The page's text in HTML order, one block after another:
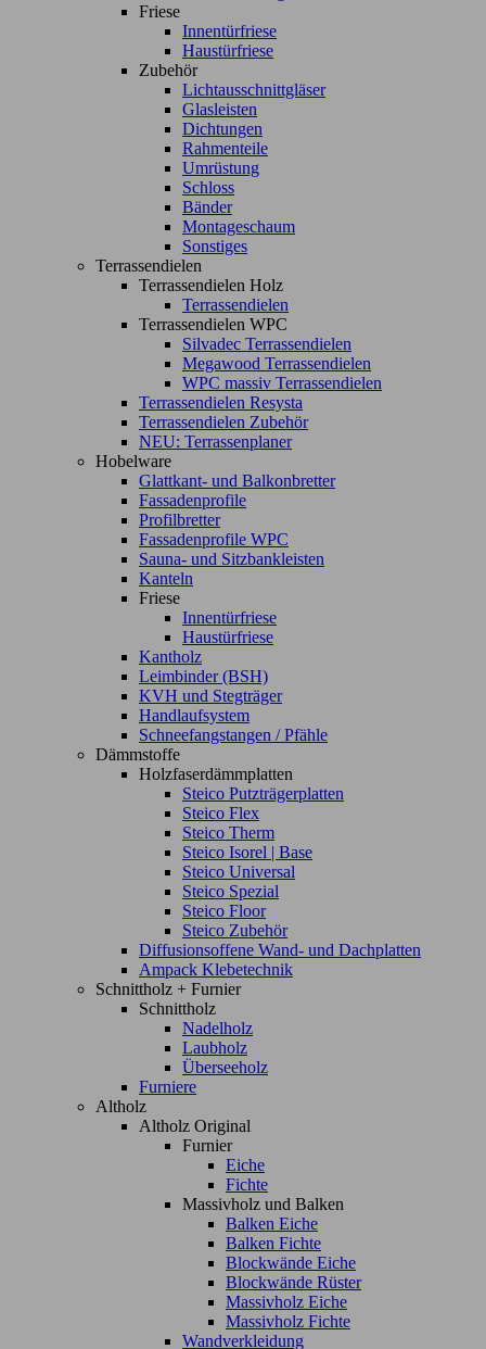
Friese
Innentürfriese
Haustürfriese
Zubehör
Lichtausschnittgläser
Glasleisten
Dichtungen
Rahmenteile
Umrüstung
Schloss
Bänder
Montageschaum
Sonstiges
Terrassendielen
Terrassendielen Holz
Terrassendielen
Terrassendielen WPC
Silvadec Terrassendielen
Megawood Terrassendielen
WPC massiv Terrassendielen
Terrassendielen Resysta
Terrassendielen Zubehör
NEU: Terrassenplaner
Hobelware
Glattkant- und Balkonbretter
Fassadenprofile
Profilbretter
Fassadenprofile WPC
Sauna- und Sitzbankleisten
Kanteln
Friese
Innentürfriese
Haustürfriese
Kantholz
Leimbinder (BSH)
KVH und Stegträger
Handlaufsystem
Schneefangstangen / Pfähle
Dämmstoffe
Holzfaserdämmplatten
Steico Putzträgerplatten
Steico Flex
Steico Therm
Steico Isorel | Base
Steico Universal
Steico Spezial
Steico Floor
Steico Zubehör
Diffusionsoffene Wand- und Dachplatten
Ampack Klebetechnik
Schnittholz + Furnier
Schnittholz
Nadelholz
Laubholz
Überseeholz
Furniere
Altholz
Altholz Original
Furnier
Eiche
Fichte
Massivholz und Balken
Balken Eiche
Balken Fichte
Blockwände Eiche
Blockwände Rüster
Massivholz Eiche
Massivholz Fichte
Wandverkleidung